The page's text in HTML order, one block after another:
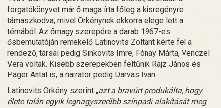
forgatókönyvet már ő maga írta főleg a kisregényre
támaszkodva, mivel Örkénynek ekkorra elege lett a
témából. Az őrnagy szerepére a darab 1967-es
ősbemutatóján remekelő Latinovits Zoltánt kérte fel a
rendező, társai pedig Sinkovits Imre, Fónay Márta, Venczel
Vera voltak. Kisebb szerepekben feltűnik Rajz János és
Páger Antal is, a narrátor pedig Darvas Iván.
Latinovits Örkény szerint „azt a bravúrt produkálta, hogy
élete talán egyik legnagyszerűbb színpadi alakítását meg